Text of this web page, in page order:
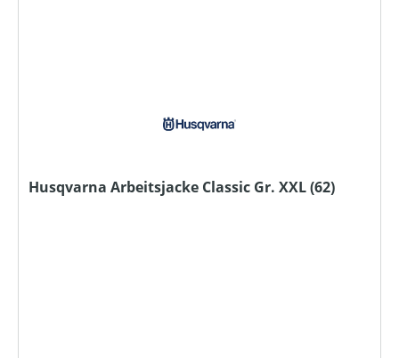
Husqvarna Arbeitsjacke Classic Gr. XXL (62)